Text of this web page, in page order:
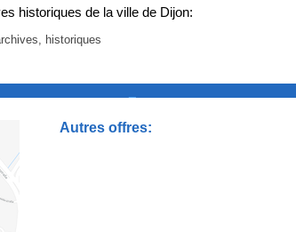
historiques de la ville de Dijon:
historiques
Autres offres: